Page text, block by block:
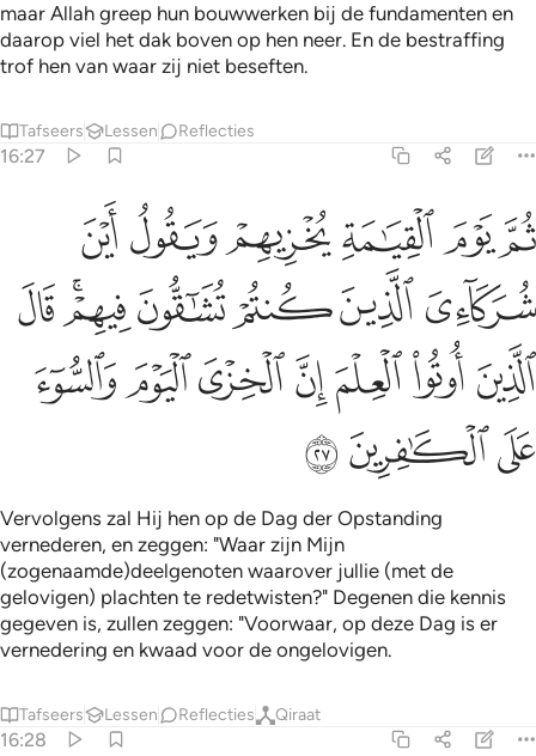
maar Allah greep hun bouwwerken bij de fundamenten en
daarop viel het dak boven op hen neer. En de bestraffing
trof hen van waar zij niet beseften.
Tafseers Lessen Reflecties
16:27
ثم يوم القيامة يخزيهم ويقول اين شركايي الذين كنتم تشاقون فيهم قال
ثُمَّ يَوْمَ ٱلْقِيَـٰمَةِ يُخْزِيهِمْ وَيَقُولُ أَيْنَ شُرَكَآءِىَ ٱلَّذِينَ
ﱁﱂﱃﱄﱅﱆ
ﱇ ﱈﱉﱊﱋﱌﱍ
ﱎ ﱏﱐﱑﱒﱓﱔ
ﱕﱖﱗ
Vervolgens zal Hij hen op de Dag der Opstanding
vernederen, en zeggen: "Waar zijn Mijn
(zogenaamde)deelgenoten waarover jullie (met de
gelovigen) plachten te redetwisten?" Degenen die kennis
gegeven is, zullen zeggen: "Voorwaar, op deze Dag is er
vernedering en kwaad voor de ongelovigen.
Tafseers Lessen Reflecties Qiraat
16:28